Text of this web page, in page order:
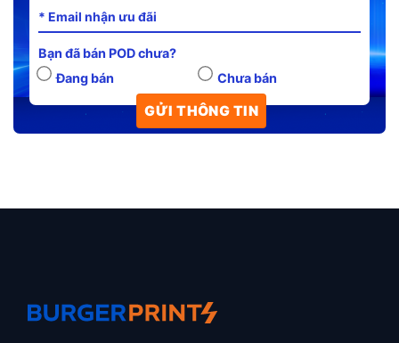
Bạn đã bán POD chưa?
Đang bán
Chưa bán